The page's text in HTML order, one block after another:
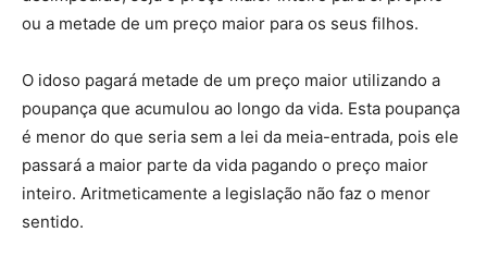
ou a metade de um preço maior para os seus filhos.
O idoso pagará metade de um preço maior utilizando a
poupança que acumulou ao longo da vida. Esta poupança
é menor do que seria sem a lei da meia-entrada, pois ele
passará a maior parte da vida pagando o preço maior
inteiro. Aritmeticamente a legislação não faz o menor
sentido.